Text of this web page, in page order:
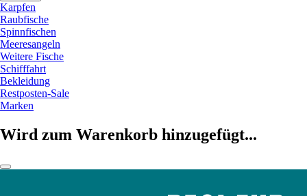
Karpfen
Raubfische
Spinnfischen
Meeresangeln
Weitere Fische
Schifffahrt
Bekleidung
Restposten-Sale
Marken
Wird zum Warenkorb hinzugefügt...